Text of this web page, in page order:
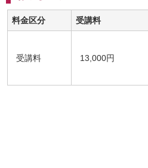
料金区分 受講料
受講料 13,000円